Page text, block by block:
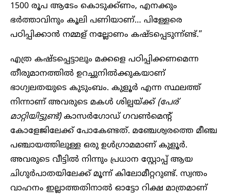
1500 രൂപ ആടേം കൊടുക്ക്ണം, എനക്കും
ഭർത്താവിനും കൂലി പണിയാണ്… പിള്ളേരെ
പഠിപ്പിക്കാൻ നമ്മള് നല്ലോണം കഷ്ടപ്പെടുന്ന്ണ്ട്.”
എത്ര കഷ്ടപ്പെട്ടാലും മക്കളെ പഠിപ്പിക്കണമെന്ന
തീരുമാനത്തിൽ ഉറച്ചുനിൽക്കുകയാണ്
ഭാഗ്യലതയുടെ കുടുംബം. കുളൂർ എന്ന സ്ഥലത്ത്
നിന്നാണ് അവരുടെ മകൾ ശില്പയ്ക്ക് (പേര്
മാറ്റിയിട്ടുണ്ട്)കാസർഗോഡ് ഗവൺമെന്റ്
കോളേജിലേക്ക് പോകേണ്ടത്. മഞ്ചേശ്വരത്തെ മീഞ്ച
പഞ്ചായത്തിലുള്ള ഒരു ഉൾഗ്രാമമാണ് കുളൂർ.
അവരുടെ വീട്ടിൽ നിന്നും പ്രധാന സ്റ്റോപ്പ്‌ ആയ
ചിഗുർപാതയിലേക്ക് മൂന്ന് കിലോമീറ്ററുണ്ട്. സ്വന്തം
വാഹനം ഇല്ലാത്തതിനാൽ ഓട്ടോ റിക്ഷ മാത്രമാണ്